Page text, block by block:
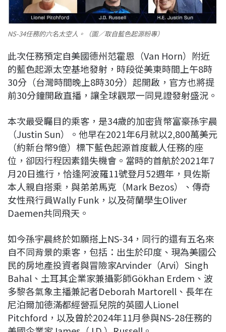
NS-34任務的六名太空人。（圖／取自藍色起源粉專）
此次任務預定自美國德州范霍恩（Van Horn）附近
的藍色起源太空基地發射，時段從美東時間上午8時
30分（台灣時間晚上8時30分）起開啟，官方也將提
前30分鐘開啟直播，讓全球觀眾一同見證發射盛況。
本次最受矚目的乘客，是34歲的加密貨幣富豪孫宇晨
（Justin Sun）。他早在2021年6月就以2,800萬美元
（約新台幣9億）標下藍色起源首度載人任務的座
位，卻因行程因素錯失機會。當時的首航於2021年7
月20日進行，恰逢阿波羅11號登月52週年，貝佐斯
本人親自搭乘，與弟弟馬克（Mark Bezos）、傳奇
女性飛行員Wally Funk，以及荷蘭學生Oliver
Daemen共同飛天。
如今孫宇晨終於如願搭上NS-34，同行的還有五名來
自不同背景的乘客，包括：出生於印度、現為美國公
民的房地產投資者與冒險家Arvinder（Arvi）Singh
Bahal、土耳其企業家兼攝影師Gökhan Erdem、波
多黎各氣象主播兼記者Deborah Martorell、長年在
尼泊爾加德滿都經營孤兒院的英國人Lionel
Pitchford，以及曾於2024年11月參與NS-28任務的